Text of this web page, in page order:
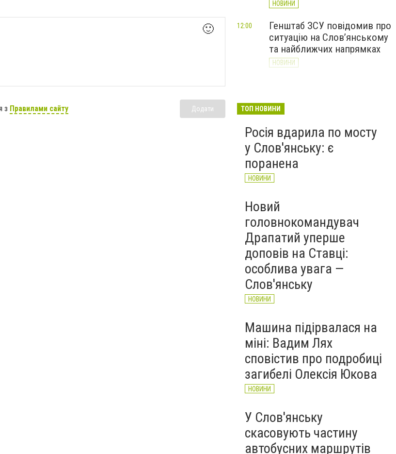
🙂
з Правилами сайту Додати
НОВИНИ
Генштаб ЗСУ повідомив про
ситуацію на Слов’янському
та найближчих напрямках
НОВИНИ
12:00
великої війни: 7 серпня
ТОП НОВИНИ
Росія вдарила по мосту
у Слов'янську: є
поранена
НОВИНИ
Новий
головнокомандувач
Драпатий уперше
доповів на Ставці:
особлива увага —
Слов'янську
НОВИНИ
Машина підірвалася на
міні: Вадим Лях
сповістив про подробиці
загибелі Олексія Юкова
НОВИНИ
У Слов'янську
скасовують частину
автобусних маршрутів